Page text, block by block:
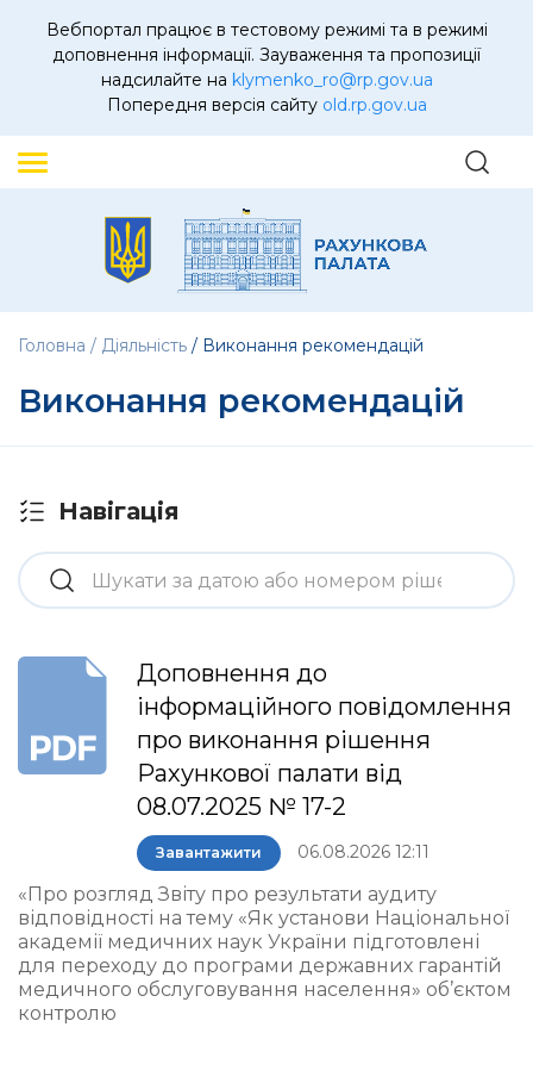
Вебпортал працює в тестовому режимі та в режимі
доповнення інформації. Зауваження та пропозиції
надсилайте на klymenko_ro@rp.gov.ua
Попередня версія сайту old.rp.gov.ua
Головна Діяльність Виконання рекомендацій
Виконання рекомендацій
Навігація
Доповнення до
інформаційного повідомлення
про виконання рішення
Рахункової палати від
08.07.2025 № 17-2
Завантажити 06.08.2026 12:11
«Про розгляд Звіту про результати аудиту
відповідності на тему «Як установи Національної
академії медичних наук України підготовлені
для переходу до програми державних гарантій
медичного обслуговування населення» об’єктом
контролю